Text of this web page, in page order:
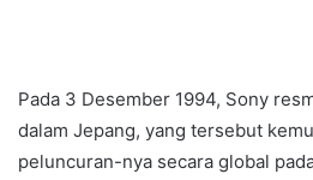
Pada 3 Desember 1994, Sony
dalam Jepang, yang tersebut
peluncuran-nya secara global